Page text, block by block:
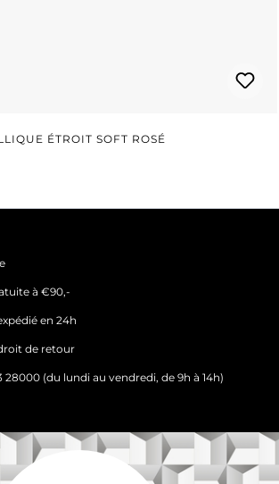
ÉTROIT SOFT ROSÉ
:
à €90,-
en 24h
de retour
28000 (du lundi au vendredi, de 9h à 14h)